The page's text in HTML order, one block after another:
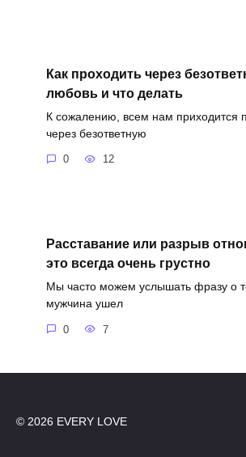
Как проходить через
любовь и что делать
К сожалению, всем нам приходится
через безответную
0 12
Расставание или разрыв
это всегда очень грустно
Мы часто можем услышать фразу о
мужчина ушел
0 7
© 2026 EVERY LOVE